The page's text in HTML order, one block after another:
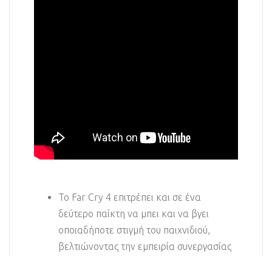
Το Far Cry 4 επιτρέπει και σε ένα
δεύτερο παίκτη να μπει και να βγει
οποιαδήποτε στιγμή του παιχνιδιού,
βελτιώνοντας την εμπειρία συνεργασίας